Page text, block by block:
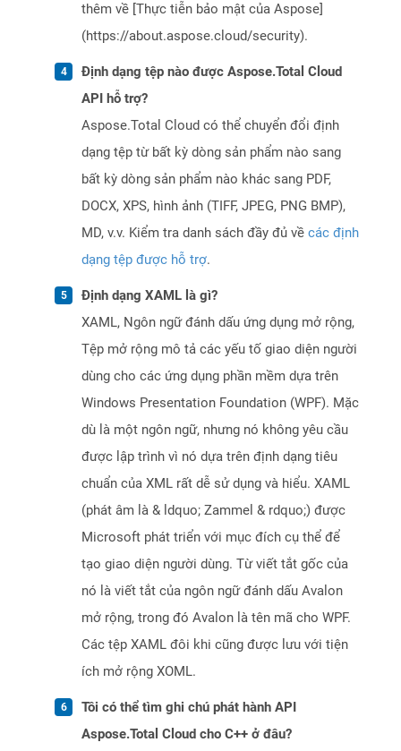
thêm về [Thực tiễn bảo mật của Aspose]
(https://about.aspose.cloud/security).
Định dạng tệp nào được Aspose.Total Cloud
API hỗ trợ?
Aspose.Total Cloud có thể chuyển đổi định
dạng tệp từ bất kỳ dòng sản phẩm nào sang
bất kỳ dòng sản phẩm nào khác sang PDF,
DOCX, XPS, hình ảnh (TIFF, JPEG, PNG BMP),
MD, v.v. Kiểm tra danh sách đầy đủ về các định
dạng tệp được hỗ trợ.
Định dạng XAML là gì?
XAML, Ngôn ngữ đánh dấu ứng dụng mở rộng,
Tệp mở rộng mô tả các yếu tố giao diện người
dùng cho các ứng dụng phần mềm dựa trên
Windows Presentation Foundation (WPF). Mặc
dù là một ngôn ngữ, nhưng nó không yêu cầu
được lập trình vì nó dựa trên định dạng tiêu
chuẩn của XML rất dễ sử dụng và hiểu. XAML
(phát âm là & ldquo; Zammel & rdquo;) được
Microsoft phát triển với mục đích cụ thể để
tạo giao diện người dùng. Từ viết tắt gốc của
nó là viết tắt của ngôn ngữ đánh dấu Avalon
mở rộng, trong đó Avalon là tên mã cho WPF.
Các tệp XAML đôi khi cũng được lưu với tiện
ích mở rộng XOML.
Tôi có thể tìm ghi chú phát hành API
Aspose.Total Cloud cho C++ ở đâu?